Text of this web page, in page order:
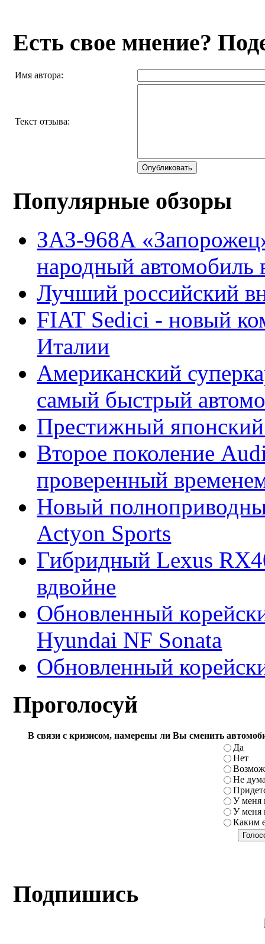
Есть свое мнение?
Имя автора:
Текст отзыва:
Опубликовать
Популярные обзоры
ЗАЗ-968А
народный
Лучший российский
FIAT Sedici - новый
Италии
Американский
самый быстрый
Престижный
Второе поколение
проверенный
Новый
Actyon Sports
Гибридный Lexus
вдвойне
Обновленный
Hyundai NF Sonata
Обновленный
Проголосуй
В связи с кризисом, намерены ли Вы cменить
Да
Нет
Не
У меня
У меня
Каким
Подпишись